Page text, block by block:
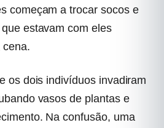
começam a trocar socos e
estavam com eles
cena.
os dois indivíduos invadiram
vasos de plantas e
Na confusão, uma